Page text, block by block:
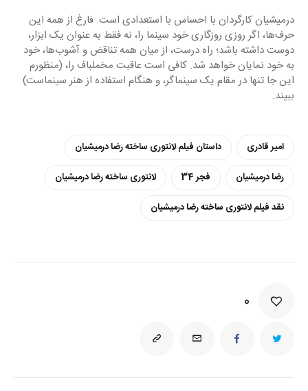
درمیشیان کارگردان با احساس با استعدادی است. فارغ از همه این
حرف‌ها، اگر روزی روزگاری خود سینما را، نه فقط به عنوان یک ابزار،
دوست داشته باشد؛ راه درست، از میان همه تناقض و آشوب‌ها، خود
به خود نمایان خواهد شد. کافی است عاقبت مخملباف را، (منظورم
این جا تنها در مقام یک سینماگر، و هنگام استفاده از هنر سینماست)
ببیند.
امیر قادری
داستان فیلم لانتوری ساخته رضا درمیشیان
رضا درمیشیان
فجر 34
لانتوری ساخته رضا درمیشیان
نقد فیلم لانتوری ساخته رضا درمیشیان
0